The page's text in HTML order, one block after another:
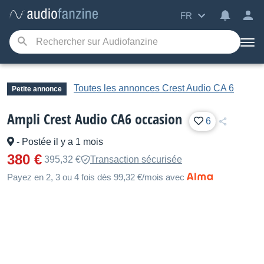
FR
Petite annonce Toutes les annonces Crest Audio CA 6
Ampli Crest Audio CA6 occasion 6
- Postée il y a 1 mois
380 € 395,32 €
Transaction sécurisée
Payez en 2, 3 ou 4 fois dès 99,32 €/mois avec